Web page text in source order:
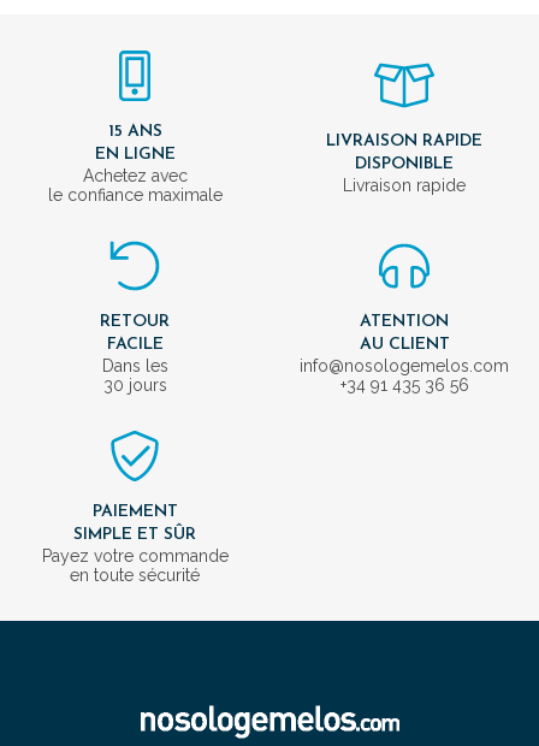
15 ANS
EN LIGNE
Achetez avec
le confiance maximale
LIVRAISON RAPIDE
DISPONIBLE
Livraison rapide
RETOUR
FACILE
Dans les
30 jours
ATENTION
AU CLIENT
info@nosologemelos.com
+34 91 435 36 56
PAIEMENT
SIMPLE ET SÛR
Payez votre commande
en toute sécurité